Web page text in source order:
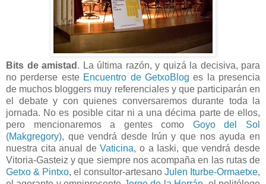
Bits de amistad . La última razón, y quizá la decisiva, para
no perderse este Encuentro de GetxoBlog es la presencia
de muchos bloggers muy referenciales y que participarán en
el debate y con quienes conversaremos durante toda la
jornada. No es posible citar ni a una décima parte de ellos,
pero mencionaremos a gentes como Goyo del Sol
(Makgregory), que vendrá desde Irún y que nos ayuda en
nuestra cita anual deVaticina, o a Iaski, que vendrá desde
Vitoria-Gasteiz y que siempre nos acompaña en las rutas de
Getxo & Pintxo, el consultor-artesano Julen Iturbe-Ormaetxe,